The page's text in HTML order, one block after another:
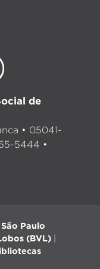
de
• 05041-
5444 •
Paulo
(BVL)